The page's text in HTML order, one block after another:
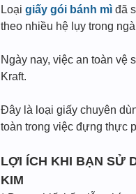
Loại giấy gói bánh mì đã
theo nhiều hệ lụy trong
Ngày nay, việc an toàn vệ
Kraft.
Đây là loại giấy chuyên
toàn trong việc đựng thực
LỢI ÍCH KHI BẠN SỬ
KIM